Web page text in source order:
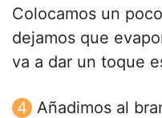
Colocamos un
dejamos que
va a dar un toque
Añadimos al